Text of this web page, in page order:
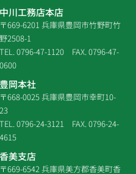
中川工務店本店
〒669-6201 兵庫県豊岡市竹野町竹
野2508-1
TEL. 0796-47-1120 FAX. 0796-47-
0600
豊岡本社
〒668-0025 兵庫県豊岡市幸町10-
23
TEL. 0796-24-3121 FAX. 0796-24-
4615
香美支店
〒669-6542 兵庫県美方郡香美町香